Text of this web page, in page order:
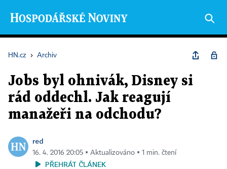
HN.cz › Archiv
Jobs byl ohnivák, Disney si
rád oddechl. Jak reagují
manažeři na odchodu?
red
16. 4. 2016 20:05 ▪ Aktualizováno ▪ 1 min. čtení
PŘEHRÁT ČLÁNEK